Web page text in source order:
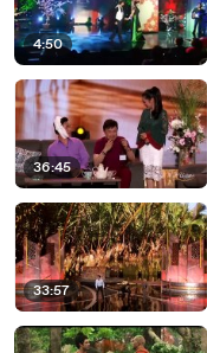
4:50
36:45
33:57